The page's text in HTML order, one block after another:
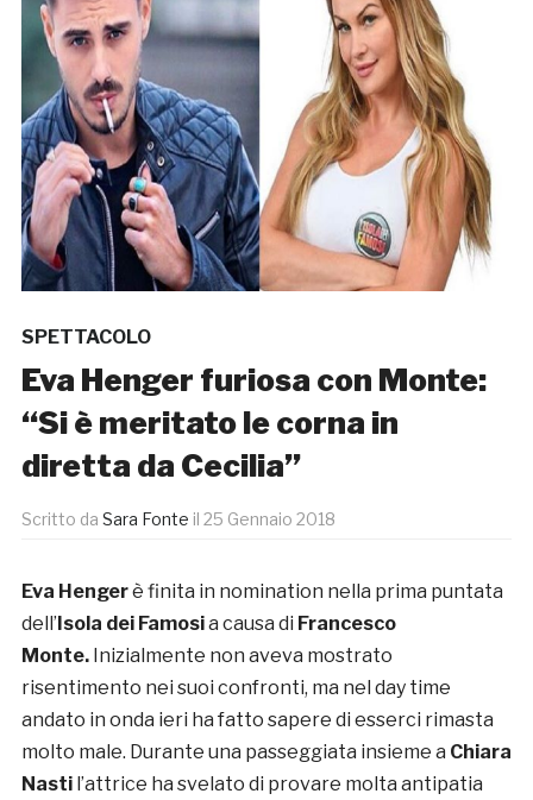
SPETTACOLO
Eva Henger furiosa con Monte:
“Si è meritato le corna in
diretta da Cecilia”
Scritto da Sara Fonte il 25 Gennaio 2018
Eva Hengerè finita in nomination nella prima puntata
dell’ Isola dei Famosia causa di Francesco
Monte. Inizialmente non aveva mostrato
risentimento nei suoi confronti, ma nel day time
andato in onda ieri ha fatto sapere di esserci rimasta
molto male. Durante una passeggiata insieme a Chiara
Nastil’attrice ha svelato di provare molta antipatia